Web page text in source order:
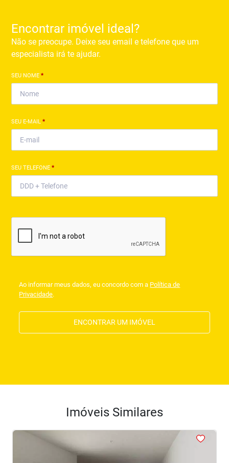
Encontrar imóvel ideal?
Não se preocupe. Deixe seu email e telefone que um
especialista irá te ajudar.
SEU NOME*
SEU E-MAIL*
SEU TELEFONE*
Ao informar meus dados, eu concordo com a Política de
Privacidade.
ENCONTRAR UM IMÓVEL
Imóveis Similares
<